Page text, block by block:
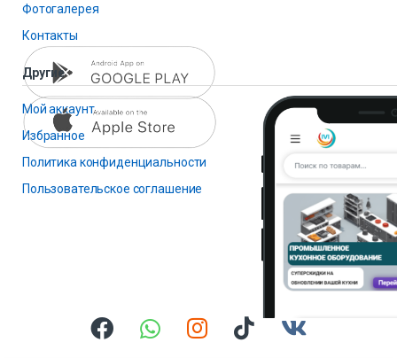
Фотогалерея
Контакты
Другие
Мой аккаунт
Избранное
Политика конфиденциальности
Пользовательское соглашение